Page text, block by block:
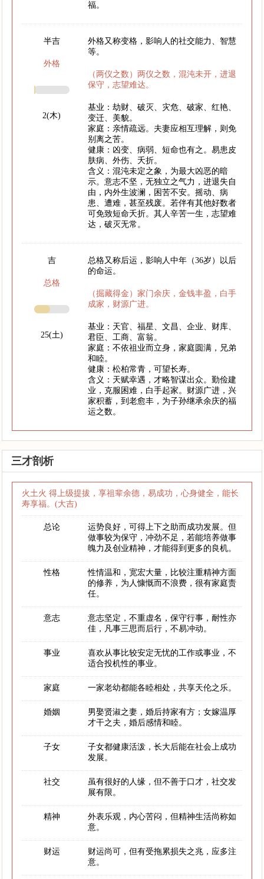
福。
半吉
外格
2(木)
外格又称变格，影响人的社交能力、智慧
等。
（两仪之数）两仪之数，混沌未开，进退
保守，志望难达。
基业：劫财、破灭、灾危、破家、红艳、
变迁、美貌。
家庭：亲情疏远。夫妻应相互理解，则免
别离之苦。
健康：凶变、病弱、短命也有之。易患皮
肤病、外伤、夭折。
含义：混沌未定之象，为最大凶恶的暗
示。意志不坚，无独立之气力，进退失自
由，内外生波澜，困苦不安。摇动、病
患、遭难，甚至残废。若伴有其他好数者
可免致短命夭折。其人辛苦一生，志望难
达，破灭无常。
吉
总格
25(土)
总格又称后运，影响人中年（36岁）以后
的命运。
（掘藏得金）家门余庆，金钱丰盈，白手
成家，财源广进。
基业：天官、福星、文昌、企业、财库、
君臣、工商、富翁。
家庭：不依祖业而立身，家庭圆满，兄弟
和睦。
健康：松柏常青，可望长寿。
含义：天赋幸遇，才略智谋出众。勤俭建
业，克服困难，白手起家。财源广进，兴
家积蓄，到老愈丰，为子孙继承余庆的福
运之数。
三才剖析
火土火 得上级提拔，享祖辈余德，易成功，心身健全，能长
寿享福。(大吉)
总论
运势良好，可得上下之助而成功发展。但
做事较为保守，冲劲不足，若能培养做事
魄力及创业精神，才能得到更多的良机。
性格
性情温和，宽宏大量，比较注重精神方面
的修养，为人慷慨而不浪费，很有家庭责
任。
意志
意志坚定，不重虚名，保守行事，耐性亦
佳，凡事三思而后行，不易冲动。
事业
喜欢从事比较安定无忧的工作或事业，不
适合投机性的事业。
家庭 一家老幼都能各睦相处，共享天伦之乐。
婚姻
男娶贤淑之妻，婚后持家有方；女嫁温厚
才干之夫，婚后感情和睦。
子女
子女都健康活泼，长大后能在社会上成功
发展。
社交
虽有很好的人缘，但不善于口才，社交发
展有限。
精神
外表乐观，内心苦闷，但精神生活尚称如
意。
财运
财运尚可，但有受拖累损失之兆，应多注
意。